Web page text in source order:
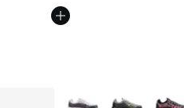
Meer kleuren